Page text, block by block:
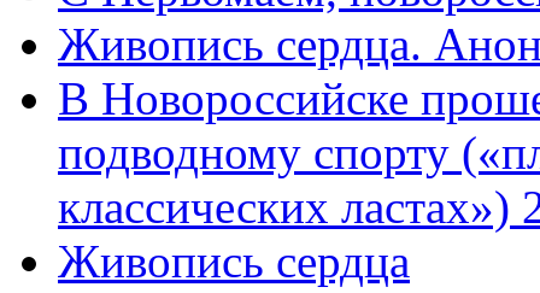
Живопись сердца.
В Новороссийске
подводному спорту
классических
Живопись сердца